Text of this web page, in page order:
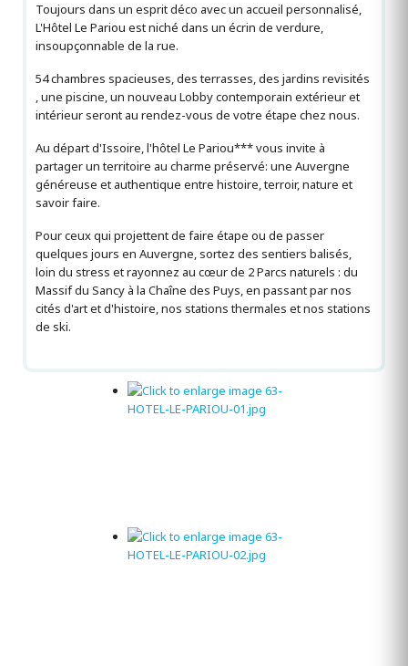
Toujours dans un esprit déco avec un accueil personnalisé,
L'Hôtel Le Pariou est niché dans un écrin de verdure,
insoupçonnable de la rue.
54 chambres spacieuses, des terrasses, des jardins revisités
, une piscine, un nouveau Lobby contemporain extérieur et
intérieur seront au rendez-vous de votre étape chez nous.
Au départ d'Issoire, l'hôtel Le Pariou*** vous invite à
partager un territoire au charme préservé: une Auvergne
généreuse et authentique entre histoire, terroir, nature et
savoir faire.
Pour ceux qui projettent de faire étape ou de passer
quelques jours en Auvergne, sortez des sentiers balisés,
loin du stress et rayonnez au cœur de 2 Parcs naturels : du
Massif du Sancy à la Chaîne des Puys, en passant par nos
cités d'art et d'histoire, nos stations thermales et nos stations
de ski.